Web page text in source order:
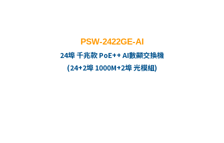
PSW-2422GE-AI
24埠 千兆款 PoE++ AI數顯交換機
(24+2埠 1000M+2埠 光模組)